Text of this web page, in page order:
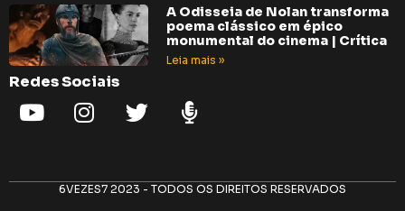
A Odisseia de Nolan transforma
poema clássico em épico
monumental do cinema | Crítica
Leia mais »
Redes Sociais
6VEZES7 2023 - TODOS OS DIREITOS RESERVADOS